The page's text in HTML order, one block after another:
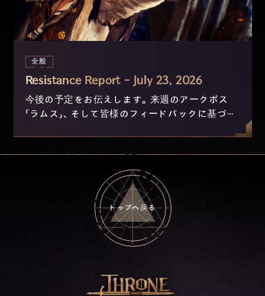
全般
Resistance Report - July 23, 2026
今後の予定をお伝えします。来週のアークボス
「ラムス」、そして皆様のフィードバックに基づき
トップへ戻る